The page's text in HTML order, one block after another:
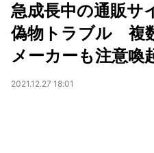
急成長中の通販サ
偽物トラブル 複
メーカーも注意喚
2021.12.27 18:01